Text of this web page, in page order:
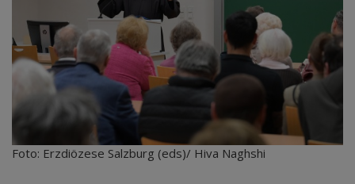
Foto: Erzdiözese Salzburg (eds)/ Hiva Naghshi